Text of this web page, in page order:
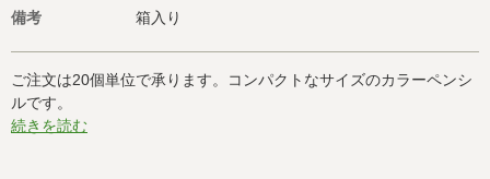
備考
箱入り
ご注文は20個単位で承ります。コンパクトなサイズのカラーペンシ
ルです。
続きを読む